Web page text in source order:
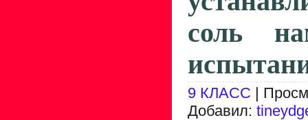
соль
9 КЛАСС |
Добавил: